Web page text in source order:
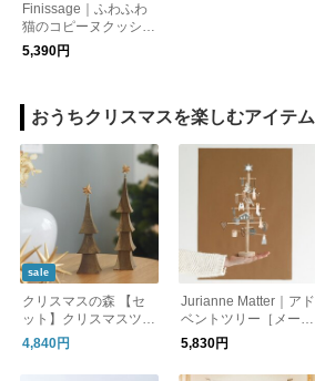
Finissage｜ふわふわ
猫のコピーヌクッショ
ンブランケット [ギフ
ト]
5,390円
おうちクリスマスを楽しむアイテム
sale
クリスマスの森 【セ
ット】クリスマスツリ
ー 4段 と 星のトップ
飾り ／845 Hashigo
4,840円
Jurianne Matter｜アド
ベントツリー［メール
便］
5,830円